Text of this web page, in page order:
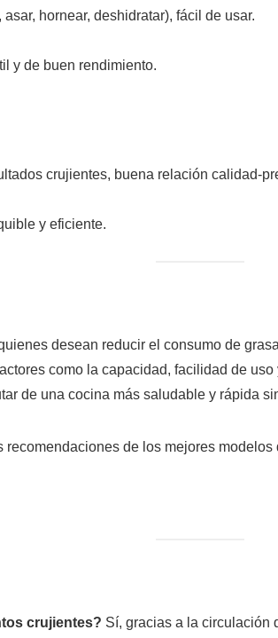
hornear, deshidratar), fácil de usar.
y de buen rendimiento.
crujientes, buena relación calidad-
y eficiente.
desean reducir el consumo de
como la capacidad, facilidad de
de una cocina más saludable y rápida
de los mejores
crujientes? Sí, gracias a la circulación